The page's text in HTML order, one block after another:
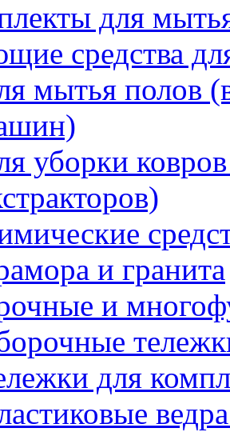
для
средства
мытья полов
уборки
и гранита
и
для